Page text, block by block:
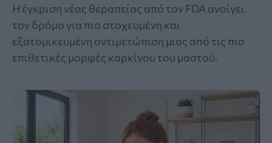
Η έγκριση νέας θεραπείας από τον FDA ανοίγει
τον δρόμο για πιο στοχευμένη και
εξατομικευμένη αντιμετώπιση μιας από τις πιο
επιθετικές μορφές καρκίνου του μαστού.